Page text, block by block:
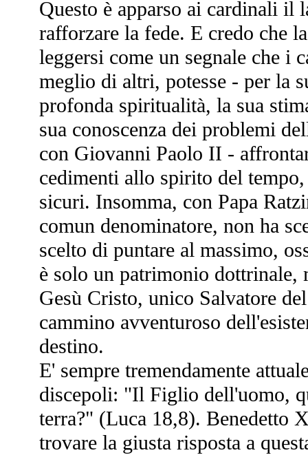
Questo è apparso ai cardinali il
rafforzare la fede. E credo che
leggersi come un segnale che i
meglio di altri, potesse - per la
profonda spiritualità, la sua
sua conoscenza dei problemi
con Giovanni Paolo II -
cedimenti allo spirito del
sicuri. Insomma, con Papa
comun denominatore, non ha
scelto di puntare al massimo,
è solo un patrimonio dottrinale,
Gesù Cristo, unico Salvatore
cammino avventuroso
destino.
E' sempre tremendamente
discepoli: "Il Figlio dell'uomo,
terra?" (Luca 18,8). Benedetto
trovare la giusta risposta a